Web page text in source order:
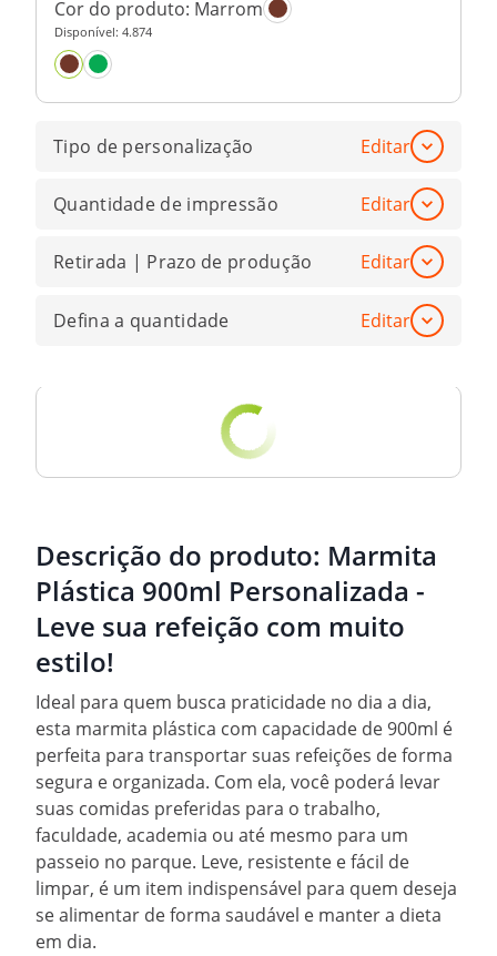
Cor do produto: Marrom
Disponível: 4.874
Tipo de personalização Editar
Quantidade de impressão Editar
Retirada | Prazo de produção Editar
Defina a quantidade Editar
Descrição do produto: Marmita
Plástica 900ml Personalizada -
Leve sua refeição com muito
estilo!
Ideal para quem busca praticidade no dia a dia,
esta marmita plástica com capacidade de 900ml é
perfeita para transportar suas refeições de forma
segura e organizada. Com ela, você poderá levar
suas comidas preferidas para o trabalho,
faculdade, academia ou até mesmo para um
passeio no parque. Leve, resistente e fácil de
limpar, é um item indispensável para quem deseja
se alimentar de forma saudável e manter a dieta
em dia.